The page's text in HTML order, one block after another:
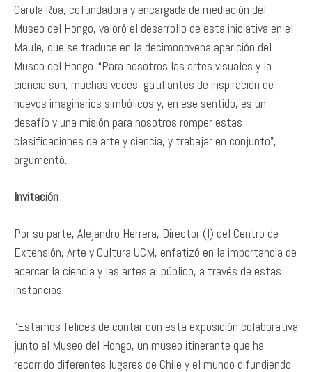
Carola Roa, cofundadora y encargada de mediación del
Museo del Hongo, valoró el desarrollo de esta iniciativa en el
Maule, que se traduce en la decimonovena aparición del
Museo del Hongo. “Para nosotros las artes visuales y la
ciencia son, muchas veces, gatillantes de inspiración de
nuevos imaginarios simbólicos y, en ese sentido, es un
desafío y una misión para nosotros romper estas
clasificaciones de arte y ciencia, y trabajar en conjunto”,
argumentó.
Invitación
Por su parte, Alejandro Herrera, Director (I) del Centro de
Extensión, Arte y Cultura UCM, enfatizó en la importancia de
acercar la ciencia y las artes al público, a través de estas
instancias.
“Estamos felices de contar con esta exposición colaborativa
junto al Museo del Hongo, un museo itinerante que ha
recorrido diferentes lugares de Chile y el mundo difundiendo